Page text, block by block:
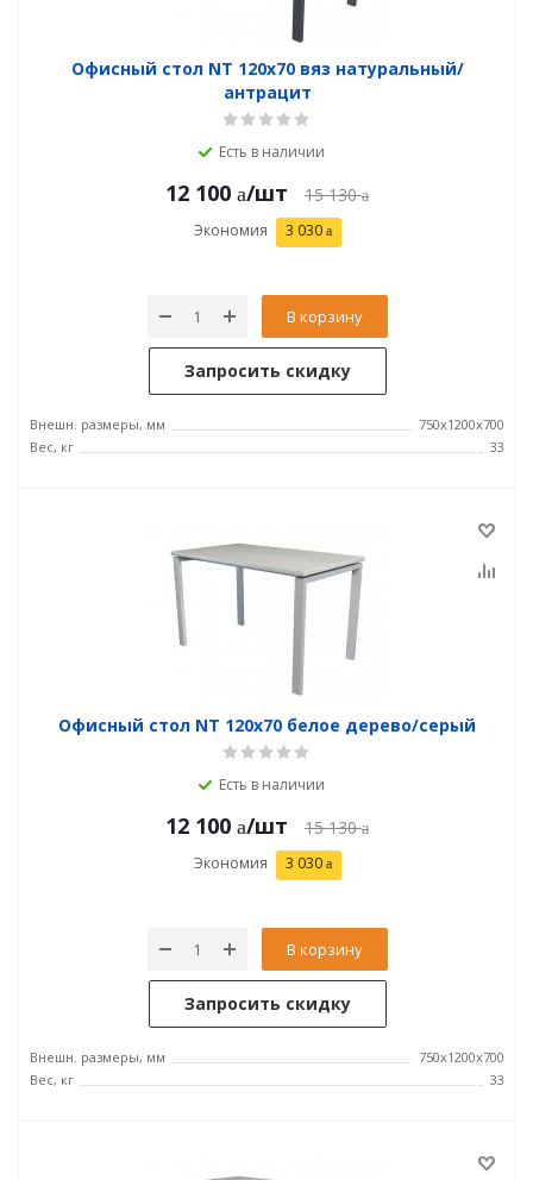
Офисный стол NT 120x70 вяз натуральный/
антрацит
Есть в наличии
12 100 /шт 15 130
Экономия 3 030
В корзину
Запросить скидку
Внешн. размеры, мм
750x1200x700
Вес, кг
33
Офисный стол NT 120x70 белое дерево/серый
Есть в наличии
12 100 /шт 15 130
Экономия 3 030
В корзину
Запросить скидку
Внешн. размеры, мм
750x1200x700
Вес, кг
33